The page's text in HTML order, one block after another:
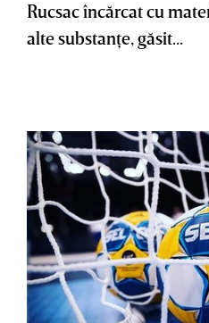
Rucsac încărcat cu
alte substanţe, găsit...